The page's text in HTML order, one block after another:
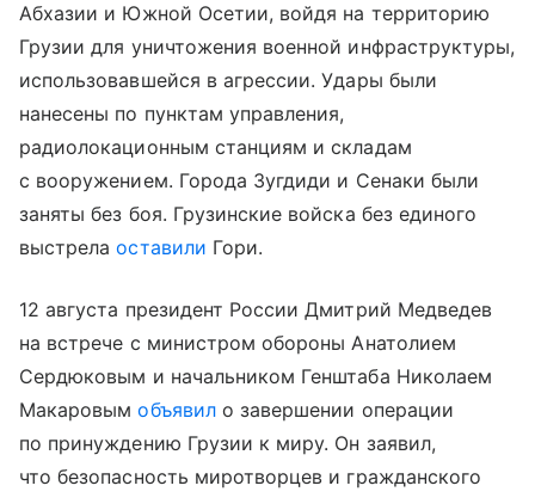
Абхазии и Южной Осетии, войдя на территорию
Грузии для уничтожения военной инфраструктуры,
использовавшейся в агрессии. Удары были
нанесены по пунктам управления,
радиолокационным станциям и складам
с вооружением. Города Зугдиди и Сенаки были
заняты без боя. Грузинские войска без единого
выстрелаоставили Гори.
12 августа президент России Дмитрий Медведев
на встрече с министром обороны Анатолием
Сердюковым и начальником Генштаба Николаем
Макаровымобъявило завершении операции
по принуждению Грузии к миру. Он заявил,
что безопасность миротворцев и гражданского